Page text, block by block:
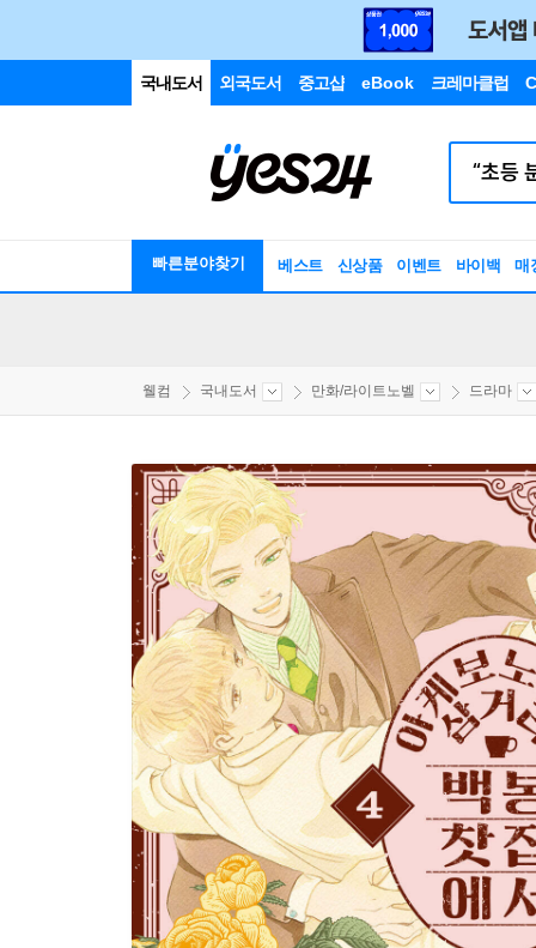
국내도서 외국도서 중고샵 eBook 크레마클럽
빠른분야찾기 베스트 신상품 이벤트 바이백 매
웰컴 국내도서 만화/라이트노벨 드라마